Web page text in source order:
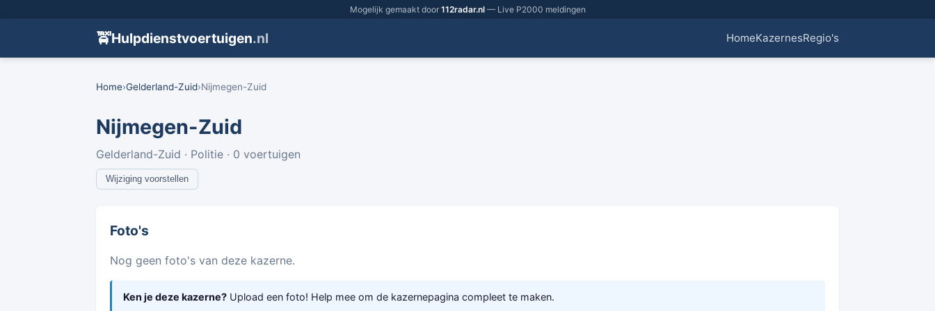
Mogelijk gemaakt door 112radar.nl— Live P2000 meldingen
🚖Hulpdienstvoertuigen.nl HomeKazernesRegio's
Home›Gelderland-Zuid›Nijmegen-Zuid
Nijmegen-Zuid
Gelderland-Zuid · Politie · 0 voertuigen
Wijziging voorstellen
Foto's
Nog geen foto's van deze kazerne.
Ken je deze kazerne? Upload een foto! Help mee om de kazernepagina compleet te maken.